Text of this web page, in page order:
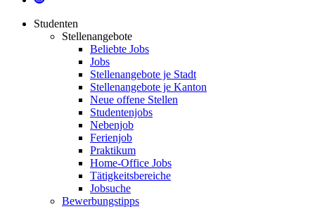
Studenten
Stellenangebote
Beliebte Jobs
Jobs
Stellenangebote je Stadt
Stellenangebote je Kanton
Neue offene Stellen
Studentenjobs
Nebenjob
Ferienjob
Praktikum
Home-Office Jobs
Tätigkeitsbereiche
Jobsuche
Bewerbungstipps